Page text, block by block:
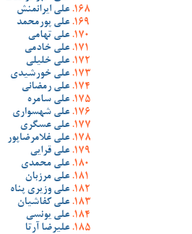
علی ایرانمنش
علی پورمحمد
علی تهامی
علی خادمی
علی خلیلی
علی خورشیدی
علی رمضانی
علی سامره
علی شهسواری
علی عسگری
علی غلامرضاپور
علی قرایی
علی محمدی
علی مرزبان
علی وزیری پناه
علی کفاشیان
علی یونسی
علیرضا آرتا